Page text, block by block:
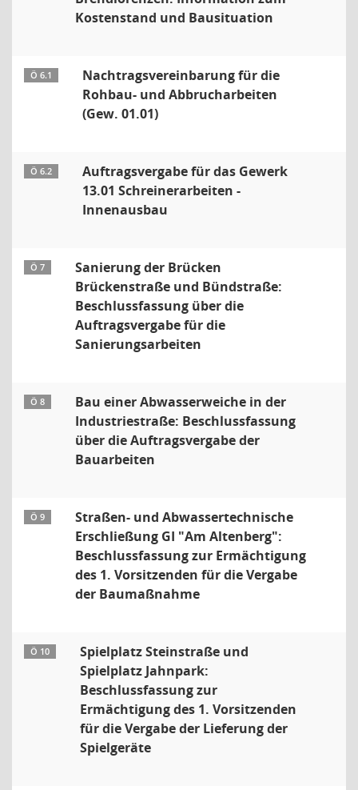
Kostenstand und Bausituation
Ö 6.1
Nachtragsvereinbarung für die
Rohbau- und Abbrucharbeiten
(Gew. 01.01)
Ö 6.2
Auftragsvergabe für das Gewerk
13.01 Schreinerarbeiten -
Innenausbau
Ö 7
Sanierung der Brücken
Brückenstraße und Bündstraße:
Beschlussfassung über die
Auftragsvergabe für die
Sanierungsarbeiten
Ö 8
Bau einer Abwasserweiche in der
Industriestraße: Beschlussfassung
über die Auftragsvergabe der
Bauarbeiten
Ö 9
Straßen- und Abwassertechnische
Erschließung GI "Am Altenberg":
Beschlussfassung zur Ermächtigung
des 1. Vorsitzenden für die Vergabe
der Baumaßnahme
Ö 10
Spielplatz Steinstraße und
Spielplatz Jahnpark:
Beschlussfassung zur
Ermächtigung des 1. Vorsitzenden
für die Vergabe der Lieferung der
Spielgeräte